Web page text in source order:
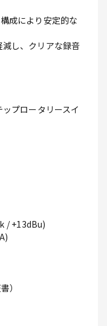
成により安定的な
し、クリアな録音
プロータリースイ
/ +13dBu)
）